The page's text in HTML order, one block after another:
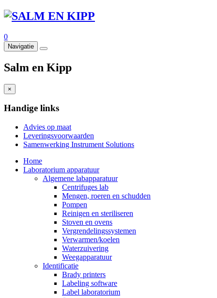
0
Navigatie
Salm en Kipp
×
Handige links
Advies op maat
Leveringsvoorwaarden
Samenwerking Instrument Solutions
Home
Laboratorium apparatuur
Algemene labapparatuur
Centrifuges lab
Mengen, roeren en schudden
Pompen
Reinigen en steriliseren
Stoven en ovens
Vergrendelingssystemen
Verwarmen/koelen
Waterzuivering
Weegapparatuur
Identificatie
Brady printers
Labeling software
Label laboratorium